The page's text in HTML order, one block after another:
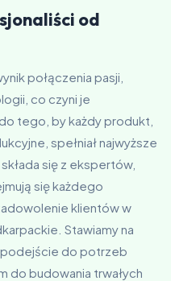
od
połączenia pasji,
co czyni je
tego, by każdy produkt,
spełniał najwyższe
się z ekspertów,
się każdego
klientów w
Stawiamy na
podejście do potrzeb
do budowania trwałych